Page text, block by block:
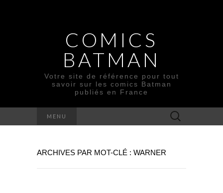
COMICS
BATMAN
Votre site de référence pour tout
savoir sur les comics Batman
publiés en France
MENU Rechercher :
ARCHIVES PAR MOT-CLÉ : WARNER